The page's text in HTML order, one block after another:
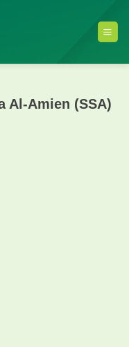
Al-Amien (SSA)